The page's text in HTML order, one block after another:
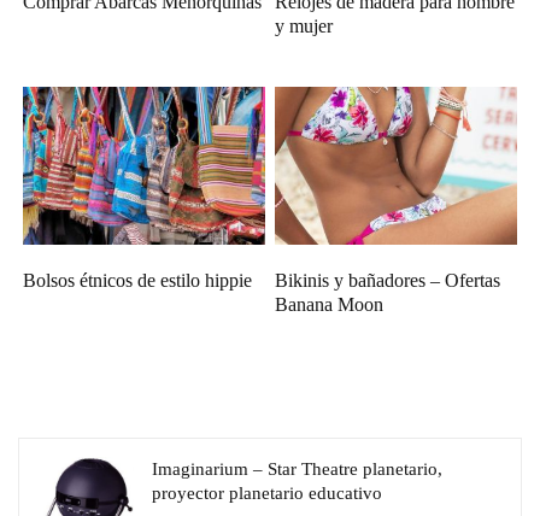
y mujer
Bolsos étnicos de estilo hippie
Bikinis y bañadores – Ofertas
Banana Moon
Imaginarium – Star Theatre planetario,
proyector planetario educativo